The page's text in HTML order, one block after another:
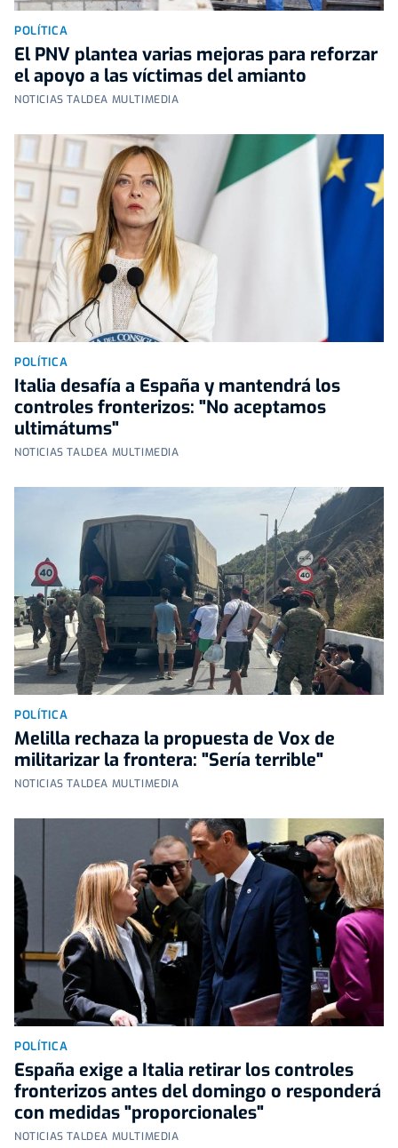
POLÍTICA
El PNV plantea varias mejoras para reforzar
el apoyo a las víctimas del amianto
NOTICIAS TALDEA MULTIMEDIA
POLÍTICA
Italia desafía a España y mantendrá los
controles fronterizos: "No aceptamos
ultimátums"
NOTICIAS TALDEA MULTIMEDIA
POLÍTICA
Melilla rechaza la propuesta de Vox de
militarizar la frontera: "Sería terrible"
NOTICIAS TALDEA MULTIMEDIA
POLÍTICA
España exige a Italia retirar los controles
fronterizos antes del domingo o responderá
con medidas "proporcionales"
NOTICIAS TALDEA MULTIMEDIA